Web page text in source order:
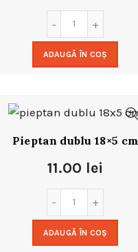
ADAUGĂ ÎN COȘ
Pieptan dublu 18×5 cm
11.00 lei
ADAUGĂ ÎN COȘ